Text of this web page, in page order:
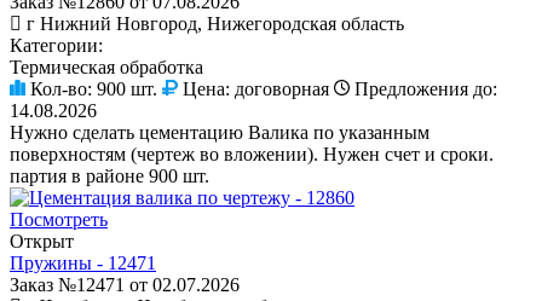
г Нижний Новгород, Нижегородская область
Категории:
Термическая обработка
Кол-во: 900 шт. Цена: договорная
Предложения до:
14.08.2026
Нужно сделать цементацию Валика по указанным
поверхностям (чертеж во вложении). Нужен счет и сроки.
партия в районе 900 шт.
Посмотреть
Открыт
Пружины - 12471
Заказ №12471 от 02.07.2026